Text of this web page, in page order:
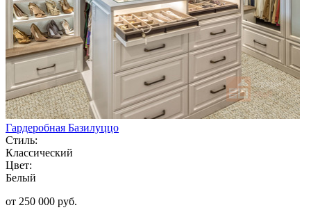
Гардеробная Базилуццо
Стиль:
Классический
Цвет:
Белый
от 250 000 руб.